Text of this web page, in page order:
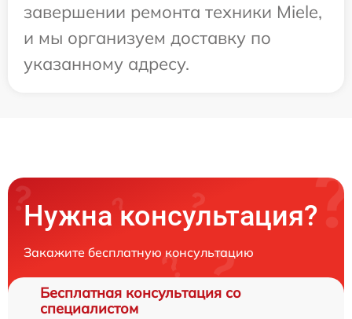
завершении ремонта техники Miele,
и мы организуем доставку по
указанному адресу.
Нужна консультация?
Закажите бесплатную консультацию
Бесплатная консультация со
специалистом